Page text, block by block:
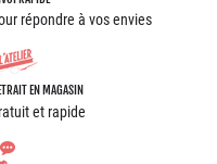
répondre à vos envies
EN MAGASIN
et rapide